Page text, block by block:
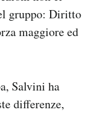
gruppo: Diritto
maggiore ed
Salvini ha
differenze,